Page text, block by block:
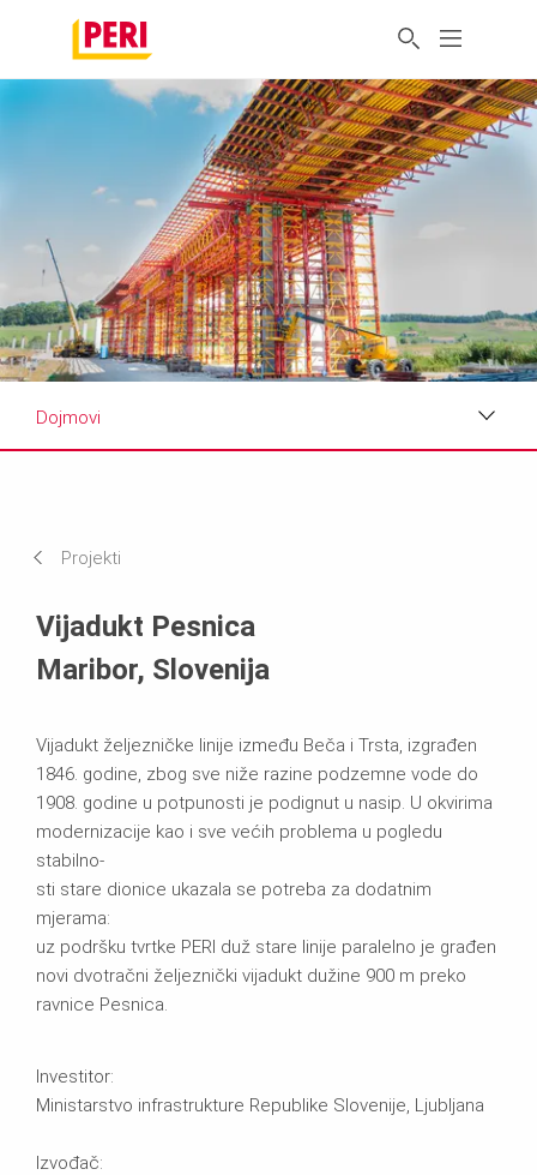
Dojmovi
Projekti
Vijadukt Pesnica
Maribor, Slovenija
Vijadukt željezničke linije između Beča i Trsta, izgrađen
1846. godine, zbog sve niže razine podzemne vode do
1908. godine u potpunosti je podignut u nasip. U okvirima
modernizacije kao i sve većih problema u pogledu
stabilno-
sti stare dionice ukazala se potreba za dodatnim
mjerama:
uz podršku tvrtke PERI duž stare linije paralelno je građen
novi dvotračni željeznički vijadukt dužine 900 m preko
ravnice Pesnica.
Investitor:
Ministarstvo infrastrukture Republike Slovenije, Ljubljana
Izvođač: